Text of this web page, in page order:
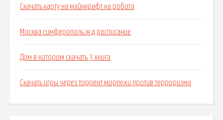
Скачать карту на майнкрафт на робота
Москва симферополь ж д расписание
Дом в котором скачать 3 книга
Скачать игры через торрент морпехи против терроризма